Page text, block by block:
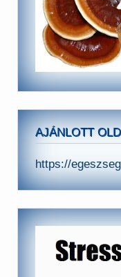
AJÁNLOTT
https://